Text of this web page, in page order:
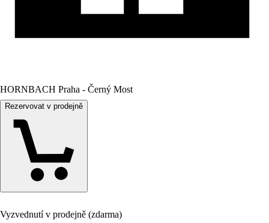
HORNBACH Praha - Černý Most
Rezervovat v prodejně
Vyzvednutí v prodejně (zdarma)